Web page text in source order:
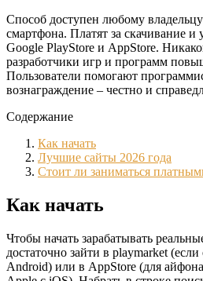
Способ доступен любому
смартфона. Платят за скачивание
Google PlayStore и AppStore.
разработчики игр и программ
Пользователи помогают
вознаграждение – честно и
Содержание
Как начать
Лучшие сайты 2026 года
Стоит ли заниматься
Как начать
Чтобы начать зарабатывать
достаточно зайти в playmarket
Android) или в AppStore (для